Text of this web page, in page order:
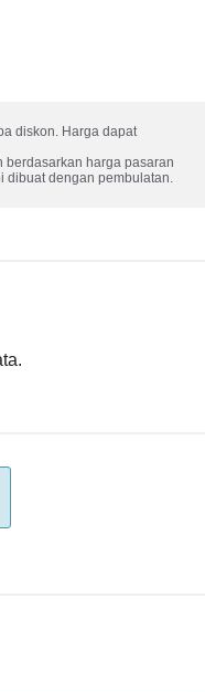
diskon. Harga dapat
berdasarkan harga pasaran
dibuat dengan pembulatan.